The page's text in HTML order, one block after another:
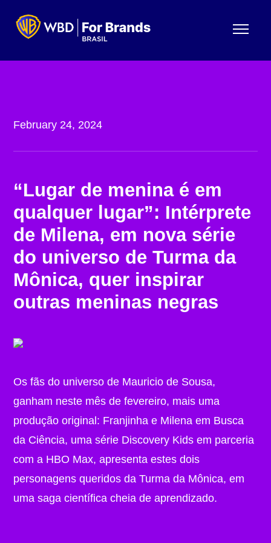
February 24, 2024
“Lugar de menina é em
qualquer lugar”: Intérprete
de Milena, em nova série
do universo de Turma da
Mônica, quer inspirar
outras meninas negras
Os fãs do universo de Mauricio de Sousa,
ganham neste mês de fevereiro, mais uma
produção original: Franjinha e Milena em Busca
da Ciência, uma série Discovery Kids em parceria
com a HBO Max, apresenta estes dois
personagens queridos da Turma da Mônica, em
uma saga científica cheia de aprendizado.